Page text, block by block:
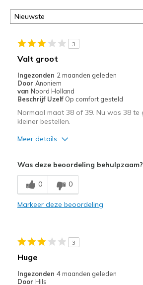
3
Valt groot
Ingezonden 2 maanden geleden
Door Anoniem
van Noord Holland
Beschrijf Uzelf Op comfort gesteld
Normaal maat 38 of 39. Nu was 38 te
kleiner bestellen.
Meer details
Beste toepassingen
Informele kleding
Was deze beoordeling behulpzaam?
0 0
Markeer deze beoordeling
3
Huge
Ingezonden 4 maanden geleden
Door Hils